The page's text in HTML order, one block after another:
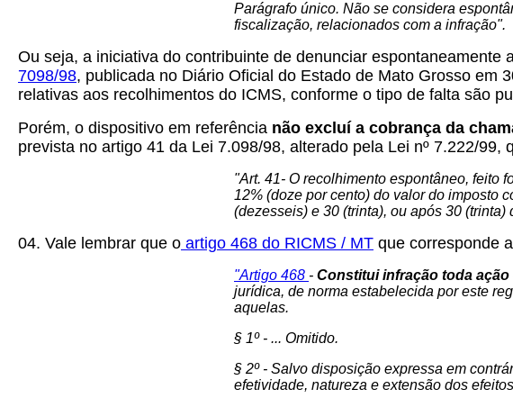
Parágrafo único. Não se considera
fiscalização, relacionados com a infração".
Ou seja, a iniciativa do contribuinte de denunciar
7098/98, publicada no Diário Oficial do Estado de Mato Grosso em
relativas aos recolhimentos do ICMS, conforme o tipo de falta são
Porém, o dispositivo em referência não excluí a cobrança da
prevista no artigo 41 da Lei 7.098/98, alterado pela Lei nº 7.222/99,
"Art. 41- O recolhimento espontâneo, feito
12% (doze por cento) do valor do imposto
(dezesseis) e 30 (trinta), ou após 30
04. Vale lembrar que o artigo 468 do RICMS / MT que corresponde
"Artigo 468 - Constitui infração toda
jurídica, de norma estabelecida por este
aquelas.
§ 1º - ... Omitido.
§ 2º - Salvo disposição expressa em
efetividade, natureza e extensão dos